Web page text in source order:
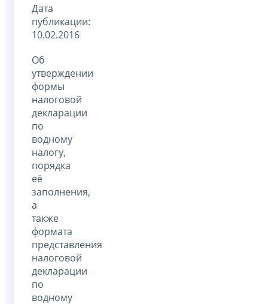
Дата
публикации:
10.02.2016
Об
утверждении
формы
налоговой
декларации
по
водному
налогу,
порядка
её
заполнения,
а
также
формата
представления
налоговой
декларации
по
водному